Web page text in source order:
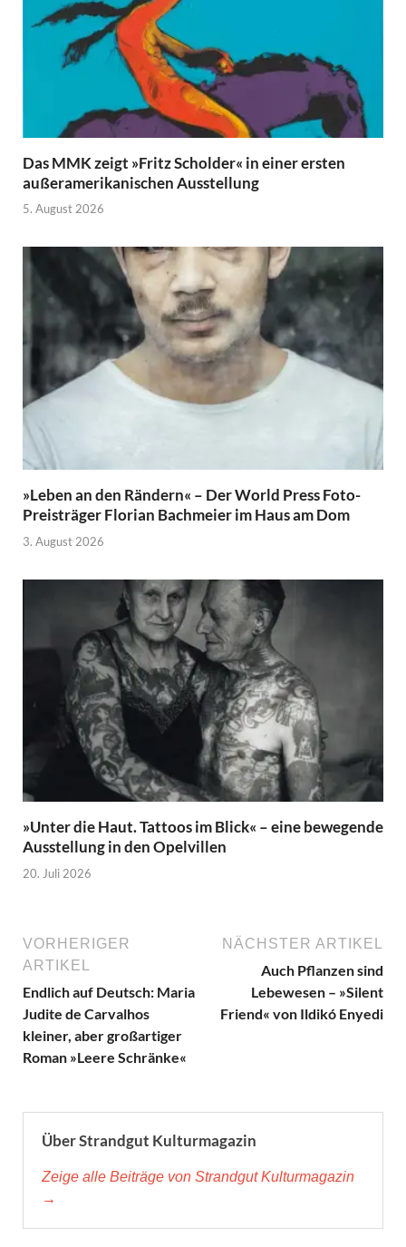
Das MMK zeigt »Fritz Scholder« in einer ersten
außeramerikanischen Ausstellung
5. August 2026
»Leben an den Rändern« – Der World Press Foto-
Preisträger Florian Bachmeier im Haus am Dom
3. August 2026
»Unter die Haut. Tattoos im Blick« – eine bewegende
Ausstellung in den Opelvillen
20. Juli 2026
VORHERIGER
ARTIKEL
Endlich auf Deutsch: Maria
Judite de Carvalhos
kleiner, aber großartiger
Roman »Leere Schränke«
NÄCHSTER ARTIKEL
Auch Pflanzen sind
Lebewesen – »Silent
Friend« von Ildikó Enyedi
Über Strandgut Kulturmagazin
Zeige alle Beiträge von Strandgut Kulturmagazin
→